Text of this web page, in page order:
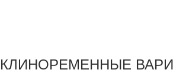
КЛИНОРЕМЕННЫЕ